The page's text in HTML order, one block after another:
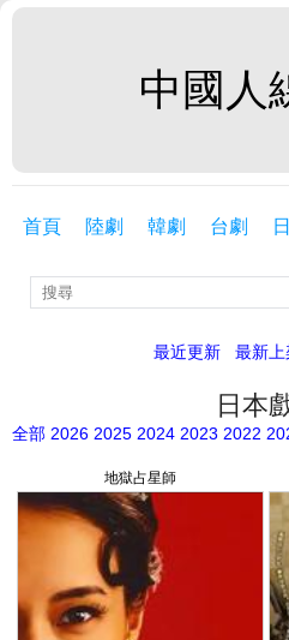
中國人
首頁 陸劇 韓劇 台劇
最近更新 最新上
日本
全部 2026 2025 2024 2023 2022
地獄占星師